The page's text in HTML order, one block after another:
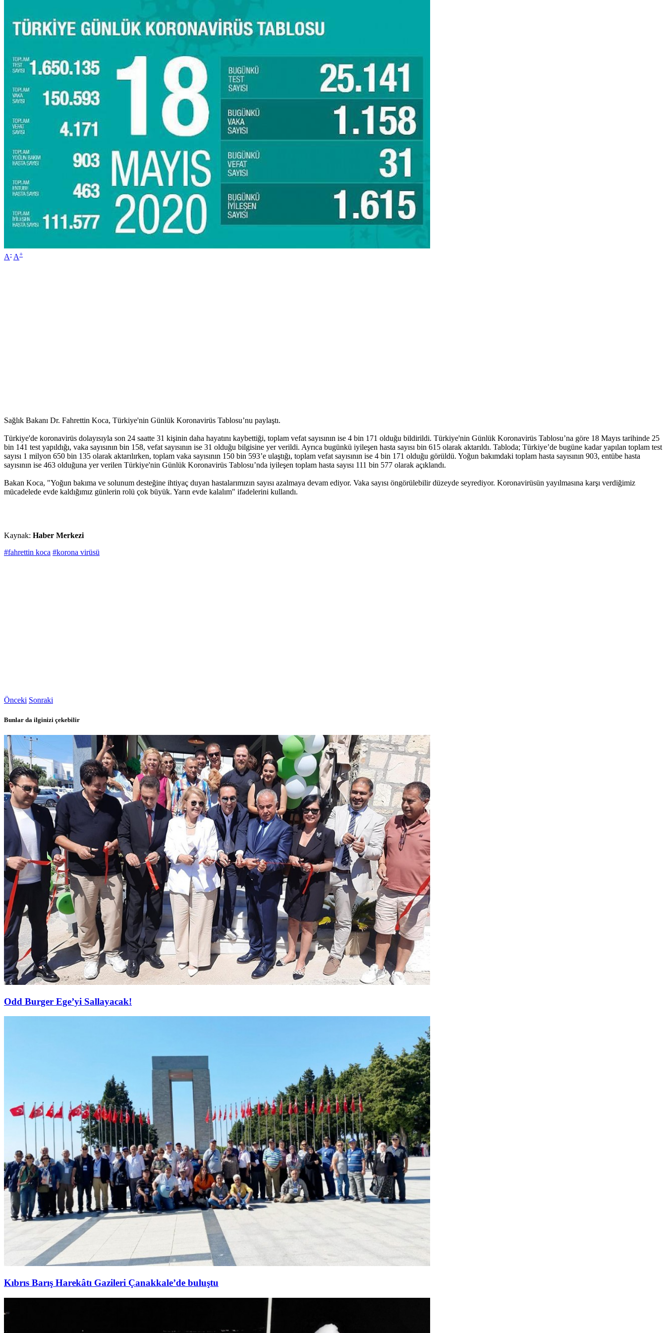
A- A+
Sağlık Bakanı Dr. Fahrettin Koca, Türkiye'nin Günlük Koronavirüs Tablosu’nu paylaştı.
Türkiye'de koronavirüs dolayısıyla son 24 saatte 31 kişinin daha hayatını kaybettiği, toplam vefat sayısının ise 4 bin 171 olduğu bildirildi. Türkiye'nin Günlük Koronavirüs Tablosu’na göre 18 Mayıs tarihinde 25
bin 141 test yapıldığı, vaka sayısının bin 158, vefat sayısının ise 31 olduğu bilgisine yer verildi. Ayrıca bugünkü iyileşen hasta sayısı bin 615 olarak aktarıldı. Tabloda; Türkiye’de bugüne kadar yapılan toplam test
sayısı 1 milyon 650 bin 135 olarak aktarılırken, toplam vaka sayısının 150 bin 593’e ulaştığı, toplam vefat sayısının ise 4 bin 171 olduğu görüldü. Yoğun bakımdaki toplam hasta sayısının 903, entübe hasta
sayısının ise 463 olduğuna yer verilen Türkiye'nin Günlük Koronavirüs Tablosu’nda iyileşen toplam hasta sayısı 111 bin 577 olarak açıklandı.
Bakan Koca, "Yoğun bakıma ve solunum desteğine ihtiyaç duyan hastalarımızın sayısı azalmaya devam ediyor. Vaka sayısı öngörülebilir düzeyde seyrediyor. Koronavirüsün yayılmasına karşı verdiğimiz
mücadelede evde kaldığımız günlerin rolü çok büyük. Yarın evde kalalım" ifadelerini kullandı.
Kaynak: Haber Merkezi
#fahrettin koca #korona virüsü
Önceki Sonraki
Bunlar da ilginizi çekebilir
Odd Burger Ege’yi Sallayacak!
Kıbrıs Barış Harekâtı Gazileri Çanakkale’de buluştu